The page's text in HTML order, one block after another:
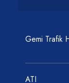
Gemi Trafik
ATI